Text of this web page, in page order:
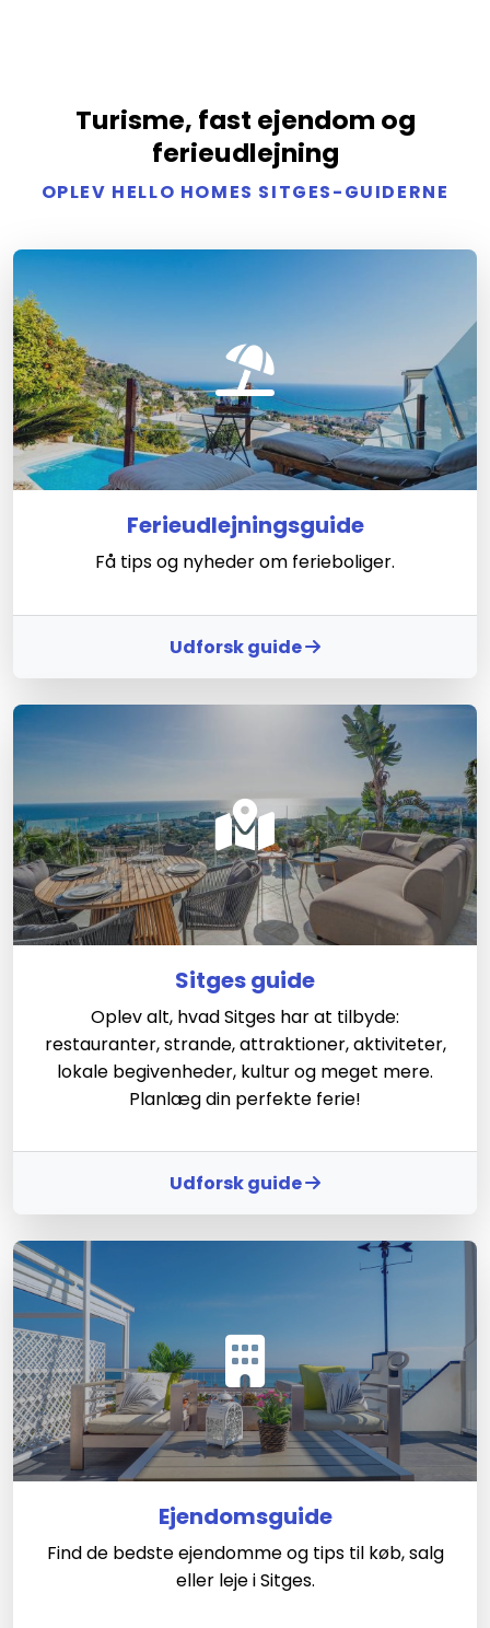
Turisme, fast ejendom og
ferieudlejning
OPLEV HELLO HOMES SITGES-GUIDERNE
Ferieudlejningsguide
Få tips og nyheder om ferieboliger.
Udforsk guide
Sitges guide
Oplev alt, hvad Sitges har at tilbyde:
restauranter, strande, attraktioner, aktiviteter,
lokale begivenheder, kultur og meget mere.
Planlæg din perfekte ferie!
Udforsk guide
Ejendomsguide
Find de bedste ejendomme og tips til køb, salg
eller leje i Sitges.